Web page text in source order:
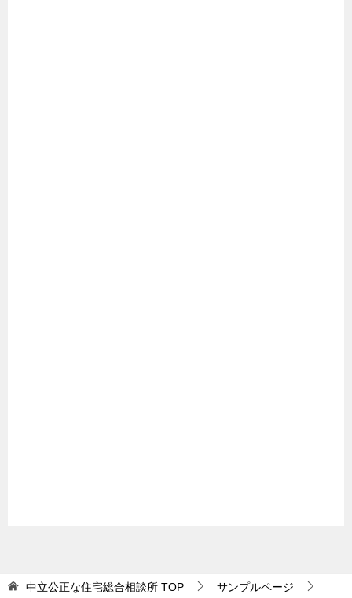
中立公正な住宅総合相談所 TOP
サンプルページ